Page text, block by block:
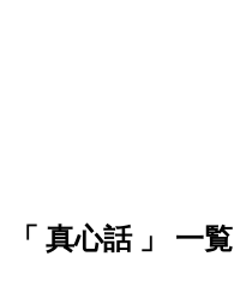
「 真心話 」 一覧